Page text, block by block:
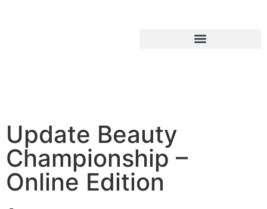
Update Beauty
Championship –
Online Edition